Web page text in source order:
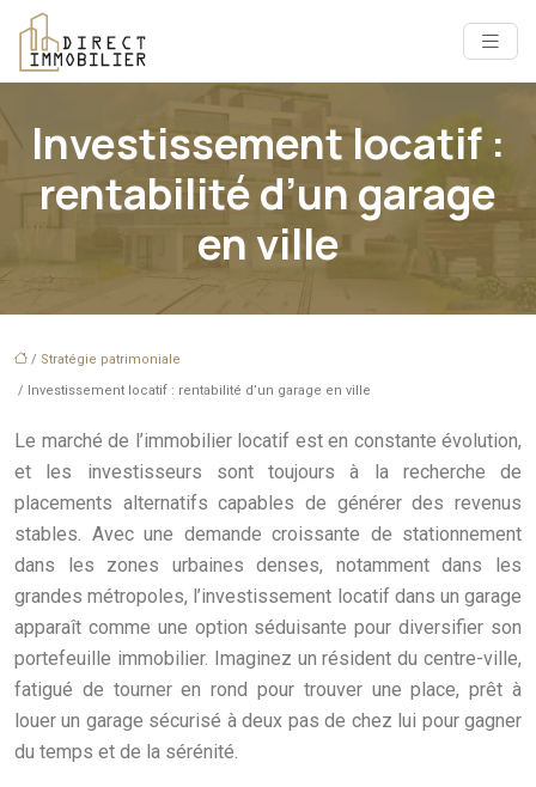
Investissement locatif :
rentabilité d’un garage
en ville
/ Stratégie patrimoniale
/ Investissement locatif : rentabilité d’un garage en ville
Le marché de l’immobilier locatif est en constante évolution,
et les investisseurs sont toujours à la recherche de
placements alternatifs capables de générer des revenus
stables. Avec une demande croissante de stationnement
dans les zones urbaines denses, notamment dans les
grandes métropoles, l’investissement locatif dans un garage
apparaît comme une option séduisante pour diversifier son
portefeuille immobilier. Imaginez un résident du centre-ville,
fatigué de tourner en rond pour trouver une place, prêt à
louer un garage sécurisé à deux pas de chez lui pour gagner
du temps et de la sérénité.